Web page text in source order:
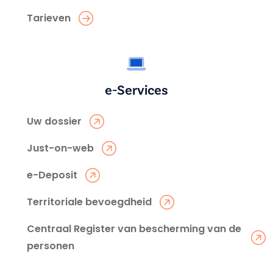
Tarieven
e-Services
Uw dossier
Just-on-web
e-Deposit
Territoriale bevoegdheid
Centraal Register van bescherming van de
personen